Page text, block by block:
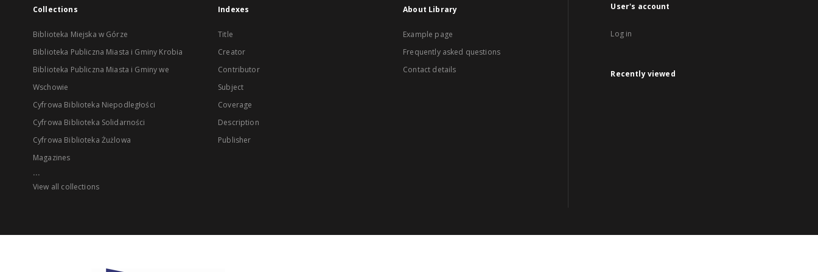
Collections
Biblioteka Miejska w Górze
Biblioteka Publiczna Miasta i Gminy Krobia
Biblioteka Publiczna Miasta i Gminy we
Wschowie
Cyfrowa Biblioteka Niepodległości
Cyfrowa Biblioteka Solidarności
Cyfrowa Biblioteka Żużlowa
Magazines
...
View all collections
Indexes
Title
Creator
Contributor
Subject
Coverage
Description
Publisher
About Library
Example page
Frequently asked questions
Contact details
User's account
Log in
Recently viewed